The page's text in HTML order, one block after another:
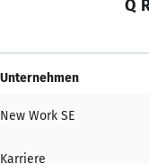
Q
Unternehmen
New Work SE
Karriere